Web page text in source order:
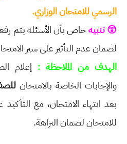
الرسمي للامتحان الوزاري.
😲 تنبيهخاص بأن الأسئلة يتم
لضمان عدم التأثير على سير
الهدف من الملاحظة : إعلام
والإجابات الخاصة بالامتحان
بعد انتهاء الامتحان، مع
للامتحان لضمان النزاهة.